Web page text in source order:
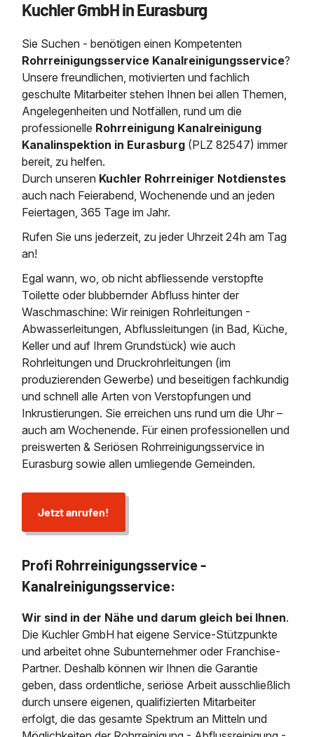
Kanalreinigung
Kanalinspektion
Grubenentleerung
24h Notdienst
Kosten Preise
Rohrreinigungsdienst
Wasserhaltung
Entleerung und Reinigung
Grubenentleerung und
Sickerschacht Reinigung
Abfallzwischenlager
Austausch von
Geschosssandfang
Fettabscheider
Saugbagger / LuftförderanlageSaugbagger für Tiefbau
Saugbagger und Pumpen
Fermenter-Entleerung
Regenrückhaltebecken
Entschlammung
Trockensaugen von
etc.
Weitere Services mit
Heizung / Sanitär
Tiefbau
Unternehmen
Zertifikate /
Stellenangebote
Kontakt
Kuchler GmbH in Eurasburg
Sie Suchen - benötigen einen Kompetenten
Rohrreinigungsservice Kanalreinigungsservice?
Unsere freundlichen, motivierten und fachlich
geschulte Mitarbeiter stehen Ihnen bei allen Themen,
Angelegenheiten und Notfällen, rund um die
professionelle Rohrreinigung Kanalreinigung
Kanalinspektion in Eurasburg (PLZ 82547) immer
bereit, zu helfen.
Durch unseren Kuchler Rohrreiniger Notdienstes
auch nach Feierabend, Wochenende und an jeden
Feiertagen, 365 Tage im Jahr.
Rufen Sie uns jederzeit, zu jeder Uhrzeit 24h am Tag
an!
Egal wann, wo, ob nicht abfliessende verstopfte
Toilette oder blubbernder Abfluss hinter der
Waschmaschine: Wir reinigen Rohrleitungen -
Abwasserleitungen, Abflussleitungen (in Bad, Küche,
Keller und auf Ihrem Grundstück) wie auch
Rohrleitungen und Druckrohrleitungen (im
produzierenden Gewerbe) und beseitigen fachkundig
und schnell alle Arten von Verstopfungen und
Inkrustierungen. Sie erreichen uns rund um die Uhr –
auch am Wochenende. Für einen professionellen und
preiswerten & Seriösen Rohrreinigungsservice in
Eurasburg sowie allen umliegende Gemeinden.
Jetzt anrufen!
Profi Rohrreinigungsservice -
Kanalreinigungsservice:
Wir sind in der Nähe und darum gleich bei Ihnen.
Die Kuchler GmbH hat eigene Service-Stützpunkte
und arbeitet ohne Subunternehmer oder Franchise-
Partner. Deshalb können wir Ihnen die Garantie
geben, dass ordentliche, seriöse Arbeit ausschließlich
durch unsere eigenen, qualifizierten Mitarbeiter
erfolgt, die das gesamte Spektrum an Mitteln und